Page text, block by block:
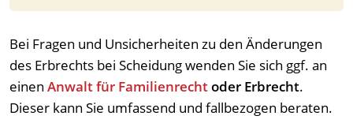
Bei Fragen und Unsicherheiten zu den Änderungen
des Erbrechts bei Scheidung wenden Sie sich ggf. an
einen Anwalt für Familienrechtoder Erbrecht.
Dieser kann Sie umfassend und fallbezogen beraten.